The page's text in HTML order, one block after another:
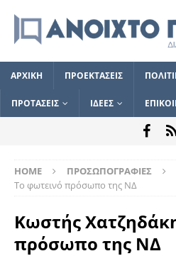
ΑΡΧΙΚΗ ΠΡΟΕΚΤΑΣΕΙΣ
ΠΡΟΤΑΣΕΙΣ ΙΔΕΕΣ
HOME ΠΡΟΣΩΠΟΓΡΑΦΙΕΣ
Το φωτεινό πρόσωπο της ΝΔ
Κωστής
πρόσωπο της ΝΔ